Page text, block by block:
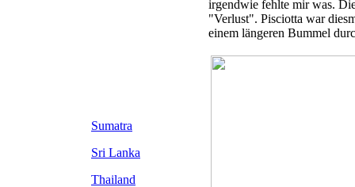
Sumatra
Sri Lanka
Thailand
irgendwie fehlte mir was.
"Verlust". Pisciotta war
einem längeren Bummel